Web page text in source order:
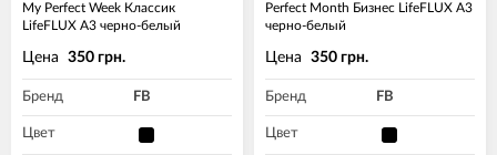
My Perfect Week Классик
LifeFLUX А3 черно-белый
Цена 350 грн.
Бренд FB
Цвет
Perfect Month Бизнес LifeFLUX А3
черно-белый
Цена 350 грн.
Бренд FB
Цвет